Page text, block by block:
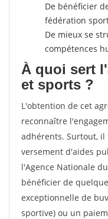
De bénéficier
fédération
De mieux se
compétences
À quoi sert
et sports ?
L'obtention de cet
reconnaître
adhérents. Surtout,
versement d'aides
l'Agence Nationale
bénéficier de
exceptionnelle de
sportive) ou un